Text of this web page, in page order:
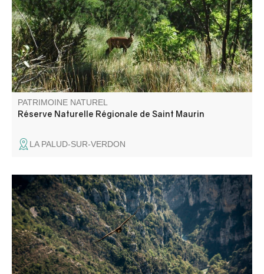
formation de travertins (tufs) issus de la précipitation du
carbonate de calcium libéré par les sources prenant
naissance au pied de la falaise de Barbin.
PATRIMOINE NATUREL
Réserve Naturelle Régionale de Saint Maurin
LA PALUD-SUR-VERDON
La Mescla (le mélange en Occitan) est le point où le
Verdon et son affluent l'Artuby se rencontrent.